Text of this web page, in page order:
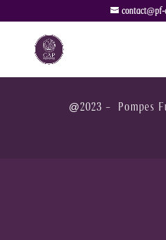
contact@pf-
@2023 – Pompes